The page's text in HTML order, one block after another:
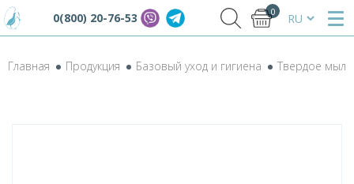
0(800) 20-76-53 0
Главная Продукция Базовый уход и гигиена Твердое мыло